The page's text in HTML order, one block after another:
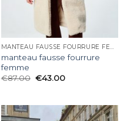
MANTEAU FAUSSE FOURRURE FEMME
manteau fausse fourrure
femme
€87.00 €43.00